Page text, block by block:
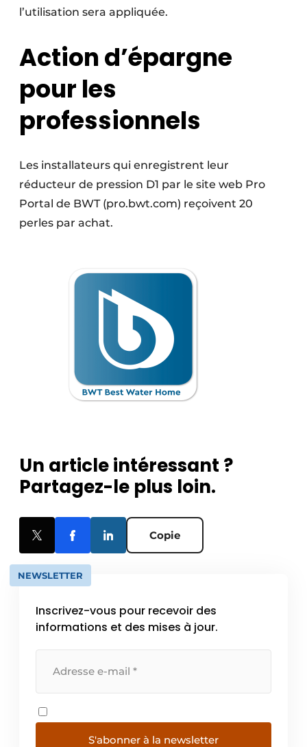
l’utilisation sera appliquée.
Action d’épargne
pour les
professionnels
Les installateurs qui enregistrent leur
réducteur de pression D1 par le site web Pro
Portal de BWT (pro.bwt.com) reçoivent 20
perles par achat.
Un article intéressant ?
Partagez-le plus loin.
Copie
NEWSLETTER
Inscrivez-vous pour recevoir des
informations et des mises à jour.
S'abonner à la newsletter